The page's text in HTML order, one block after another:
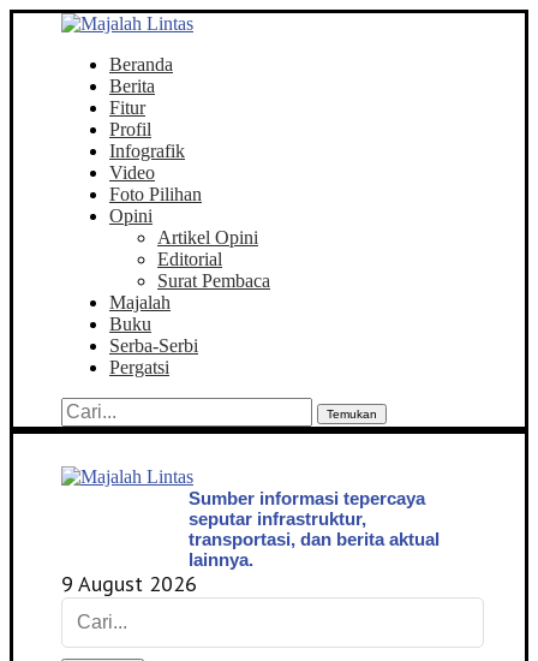
Beranda
Berita
Fitur
Profil
Infografik
Video
Foto Pilihan
Opini
Artikel Opini
Editorial
Surat Pembaca
Majalah
Buku
Serba-Serbi
Pergatsi
Temukan
Sumber informasi tepercaya
seputar infrastruktur,
transportasi, dan berita aktual
lainnya.
9 August 2026